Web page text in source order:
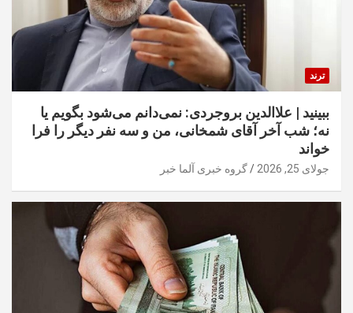
ترند
ببینید | علاالدین بروجردی: نمی‌دانم می‌شود بگویم یا
نه؛ شب آخر آقای شمخانی، من و سه نفر دیگر را فرا
خواند
جولای 25, 2026 گروه خبری آلما خبر